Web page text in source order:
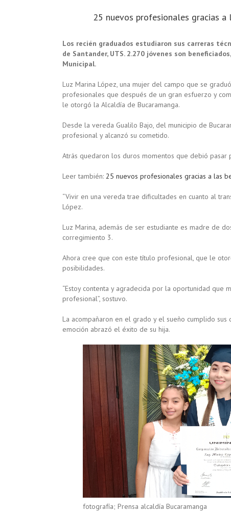
25 nuevos profesionales gracias
Los recién graduados estudiaron sus carreras
de Santander, UTS. 2.270 jóvenes son
Municipal.
Luz Marina López, una mujer del campo que se
profesionales que después de un gran esfuerzo y
le otorgó la Alcaldía de Bucaramanga.
Desde la vereda Gualilo Bajo, del municipio de
profesional y alcanzó su cometido.
Atrás quedaron los duros momentos que debió
Leer también: 25 nuevos profesionales gracias a las
“Vivir en una vereda trae dificultades en cuanto al
López.
Luz Marina, además de ser estudiante es madre de
corregimiento 3.
Ahora cree que con este título profesional, que le
posibilidades.
“Estoy contenta y agradecida por la oportunidad que
profesional”, sostuvo.
La acompañaron en el grado y el sueño cumplido
emoción abrazó el éxito de su hija.
fotografía; Prensa alcaldía Bucaramanga